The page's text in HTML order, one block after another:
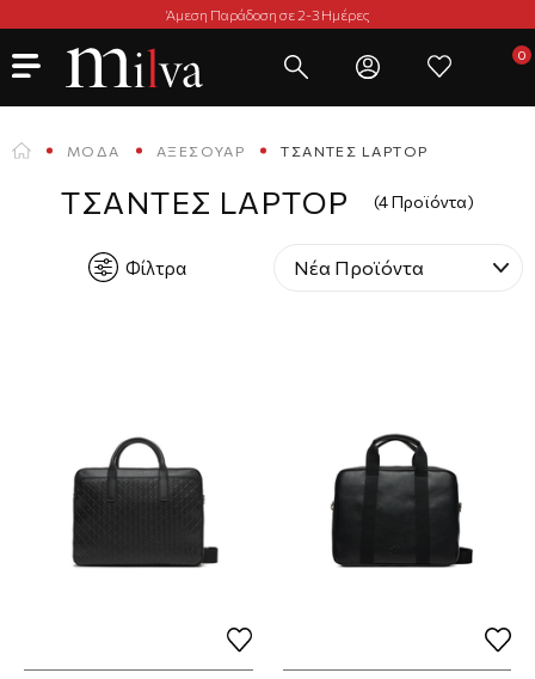
Άμεση Παράδοση σε 2-3 Ημέρες
ΜΌΔΑ ΑΞΕΣΟΥΆΡ ΤΣΆΝΤΕΣ LAPTOP
ΤΣΆΝΤΕΣ LAPTOP (4 Προϊόντα)
Φίλτρα